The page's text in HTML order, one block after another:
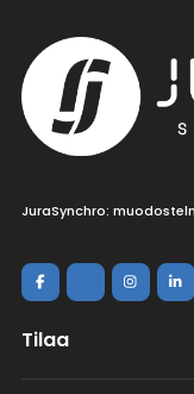
JuraSynchro:
Tilaa